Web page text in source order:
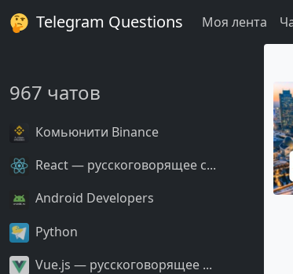
Telegram Questions Моя лента
967 чатов
Комьюнити Binance
React — русскоговорящее с...
Android Developers
Python
Vue.js — русскоговорящее ...